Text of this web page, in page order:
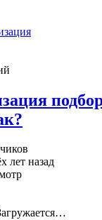
лет назад